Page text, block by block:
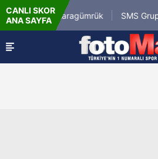
CANLI SKOR
ANA SAYFAKaragümrük SMS Grup